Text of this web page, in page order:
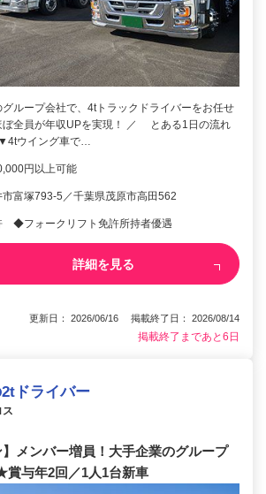
グループ会社で、4tトラックドライバーをお任せ
ぼ全員が年収UPを実現！ ／ とある1日の流れ
ウイング車で…
円以上可能
富塚793-5／千葉県茂原市高田562
◆フォークリフト免許所持者優遇
詳細を見る
更新日： 2026/06/16 掲載終了日： 2026/08/14
掲載終了まであと6日
ドライバー
】メンバー増員！大手企業のグループ
与年2回／1人1台新車